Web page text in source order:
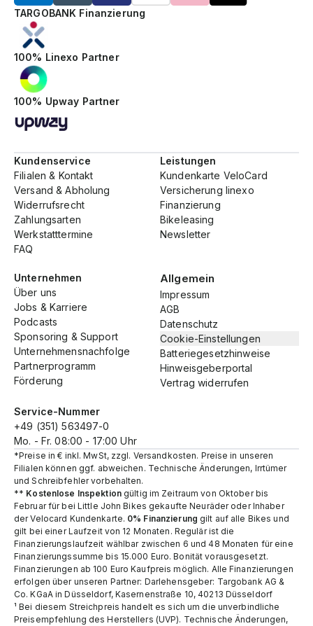
100% Upway Partner
100% Linexo Partner
TARGOBANK Finanzierung
Service-Nummer
+49 (351) 563497-0
Mo. - Fr. 08:00 - 17:00 Uhr
Kundenservice
Filialen & Kontakt
Versand & Abholung
Widerrufsrecht
Zahlungsarten
Werkstatttermine
FAQ
Leistungen
Kundenkarte VeloCard
Versicherung linexo
Finanzierung
Bikeleasing
Newsletter
Unternehmen
Über uns
Jobs & Karriere
Podcasts
Sponsoring & Support
Unternehmensnachfolge
Partnerprogramm
Förderung
Allgemein
Impressum
AGB
Datenschutz
Cookie-Einstellungen
Batteriegesetzhinweise
Hinweisgeberportal
Vertrag widerrufen
*Preise in € inkl. MwSt, zzgl. Versandkosten. Preise in unseren
Filialen können ggf. abweichen. Technische Änderungen, Irrtümer
und Schreibfehler vorbehalten.
** Kostenlose Inspektiongültig im Zeitraum von Oktober bis
Februar für bei Little John Bikes gekaufte Neuräder oder Inhaber
der Velocard Kundenkarte. 0% Finanzierung gilt auf alle Bikes und
gilt bei einer Laufzeit von 12 Monaten. Regulär ist die
Finanzierungslaufzeit wählbar zwischen 6 und 48 Monaten für eine
Finanzierungssumme bis 15.000 Euro. Bonität vorausgesetzt.
Finanzierungen ab 100 Euro Kaufpreis möglich. Alle Finanzierungen
erfolgen über unseren Partner: Darlehensgeber: Targobank AG &
Co. KGaA in Düsseldorf, Kasernenstraße 10, 40213 Düsseldorf
¹ Bei diesem Streichpreis handelt es sich um die unverbindliche
Preisempfehlung des Herstellers (UVP). Technische Änderungen,